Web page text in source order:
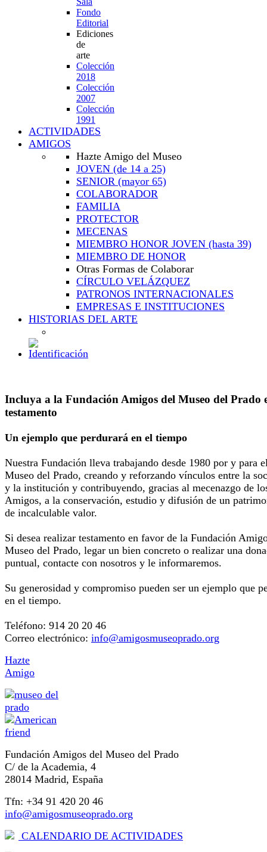
Fondo
Editorial
Ediciones
de
arte
Colección
2018
Colección
2007
Colección
1991
ACTIVIDADES
AMIGOS
Hazte Amigo del Museo
JOVEN (de 14 a 25)
SENIOR (mayor 65)
COLABORADOR
FAMILIA
PROTECTOR
MECENAS
MIEMBRO HONOR JOVEN (hasta 39)
MIEMBRO DE HONOR
Otras Formas de Colaborar
CÍRCULO VELÁZQUEZ
PATRONOS INTERNACIONALES
EMPRESAS E INSTITUCIONES
HISTORIAS DEL ARTE
Incluya a la Fundación Amigos del Museo del Prado
testamento
Un ejemplo que perdurará en el tiempo
Nuestra Fundación lleva trabajando desde 1980 por y para
Museo del Prado, creando y reforzando vínculos entre la
y la institución y contribuyendo, gracias al mecenazgo de
Amigos, a la conservación, estudio y difusión de un
de incalculable valor.
Si desea realizar testamento en favor de la Fundación
Museo del Prado, legar un bien concreto o realizar una
puntual, contacte con nosotros y le informaremos.
Su generosidad y compromiso pueden ser un ejemplo que
en el tiempo.
Teléfono: 914 20 20 46
Correo electrónico: info@amigosmuseoprado.org
Hazte
Amigo
Fundación Amigos del Museo del Prado
C/ de la Academia, 4
28014 Madrid, España
Tfn: +34 91 420 20 46
info@amigosmuseoprado.org
CALENDARIO DE ACTIVIDADES